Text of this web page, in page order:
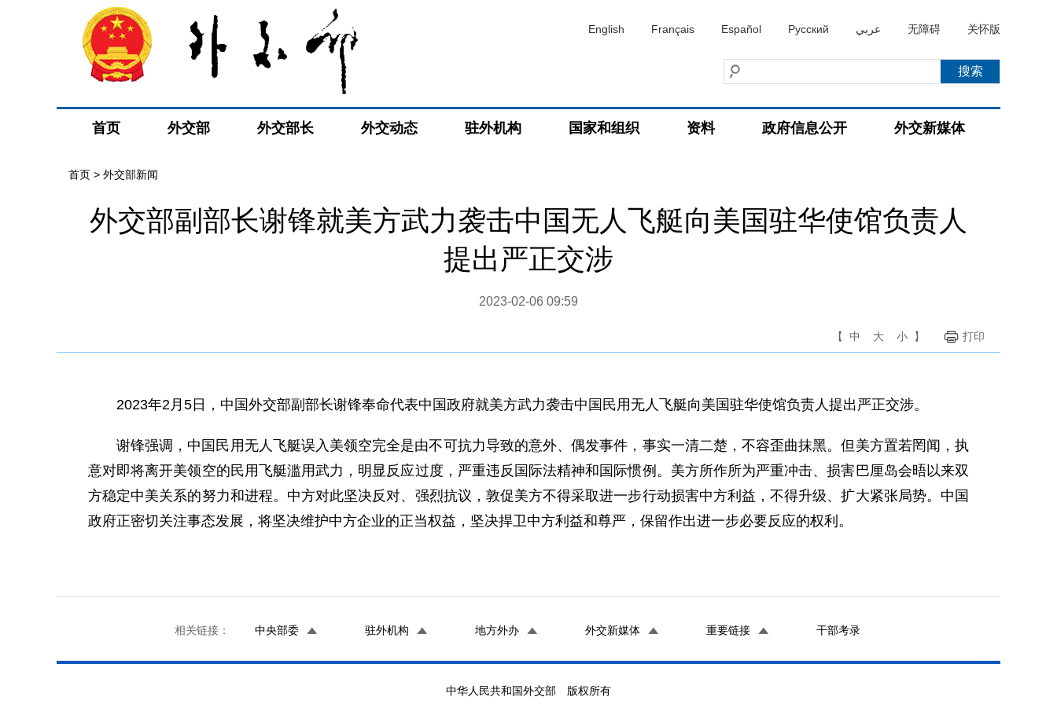
English Français Español Русский عربي 无障碍 关怀版
首页 外交部 外交部长 外交动态 驻外机构 国家和组织 资料 政府信息公开 外交新媒体
首页 > 外交部新闻
外交部副部长谢锋就美方武力袭击中国无人飞艇向美国驻华使馆负责人
提出严正交涉
2023-02-06 09:59
【 中 大 小 】 打印
2023年2月5日，中国外交部副部长谢锋奉命代表中国政府就美方武力袭击中国民用无人飞艇向美国驻华使馆负责人提出严正交涉。
谢锋强调，中国民用无人飞艇误入美领空完全是由不可抗力导致的意外、偶发事件，事实一清二楚，不容歪曲抹黑。但美方置若罔闻，执
意对即将离开美领空的民用飞艇滥用武力，明显反应过度，严重违反国际法精神和国际惯例。美方所作所为严重冲击、损害巴厘岛会晤以来双
方稳定中美关系的努力和进程。中方对此坚决反对、强烈抗议，敦促美方不得采取进一步行动损害中方利益，不得升级、扩大紧张局势。中国
政府正密切关注事态发展，将坚决维护中方企业的正当权益，坚决捍卫中方利益和尊严，保留作出进一步必要反应的权利。
相关链接： 中央部委 驻外机构 地方外办 外交新媒体 重要链接 干部考录
中华人民共和国外交部 版权所有